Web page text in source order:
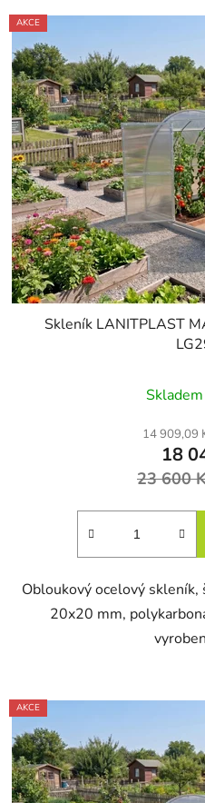
p
r
o
d
u
k
t
ů
V
ý
p
i
s
p
r
o
d
u
k
t
ů
AKCE
Skleník LANITPLAST
Skladem
14 909,09
18
23 600
Obloukový ocelový
20x20 mm,
AKCE